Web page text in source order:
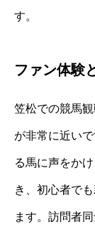
す。
ファン体験
笠松での競馬
が非常に近い
る馬に声をか
き、初心者で
ます。訪問者